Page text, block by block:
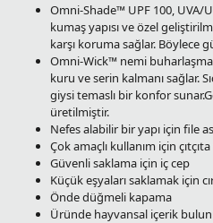
Omni-Shade™ UPF 100, UVA/
kumaş yapısı ve özel
karşı koruma sağlar. Böylece
Omni-Wick™ nemi
kuru ve serin kalmanı sağlar.
giysi temaslı bir konfor
üretilmiştir.
Nefes alabilir bir yapı için file
Çok amaçlı kullanım için
Güvenli saklama için iç cep
Küçük eşyaları saklamak için
Önde düğmeli kapama
Üründe hayvansal içerik